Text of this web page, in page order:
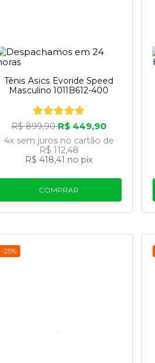
Tênis Asics Evoride Speed
Masculino 1011B612-400
R$ 899,90R$ 449,90
4x sem juros no cartão de
R$ 112,48
R$ 418,41 no pix
COMPRAR
-25%